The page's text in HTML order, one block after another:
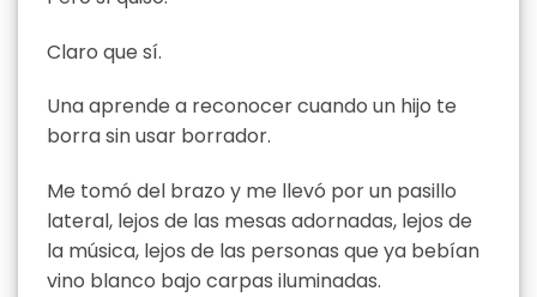
Claro que sí.
Una aprende a reconocer cuando un hijo te
borra sin usar borrador.
Me tomó del brazo y me llevó por un pasillo
lateral, lejos de las mesas adornadas, lejos de
la música, lejos de las personas que ya bebían
vino blanco bajo carpas iluminadas.